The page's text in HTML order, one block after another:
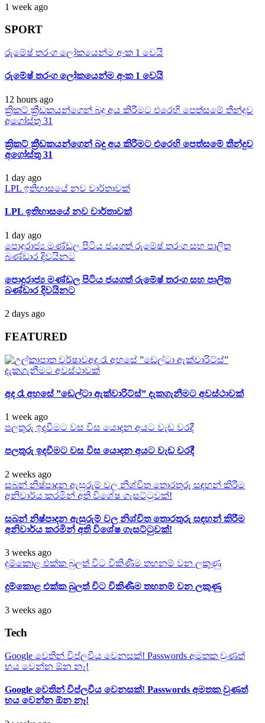
1 week ago
SPORT
රුමේෂ් තරංග ලෝකයෙන්ම අංක 1 වෙයි
රුමේෂ් තරංග ලෝකයෙන්ම අංක 1 වෙයි
12 hours ago
ක්‍රිකට් ක්‍රීඩකයන්ගෙන් බදු අය කිරීමට එරෙහි පෙත්සමේ තීන්දුව
අගෝස්තු 31
ක්‍රිකට් ක්‍රීඩකයන්ගෙන් බදු අය කිරීමට එරෙහි පෙත්සමේ තීන්දුව
අගෝස්තු 31
1 day ago
LPL ඉතිහාසයේ නව වාර්තාවක්
LPL ඉතිහාසයේ නව වාර්තාවක්
1 day ago
පොදුරාජ්‍ය මණ්ඩල පිටිය ජයගත් රුමේෂ් තරංග සහ පාලිත
බණ්ඩාර දිවයිනට
පොදුරාජ්‍ය මණ්ඩල පිටිය ජයගත් රුමේෂ් තරංග සහ පාලිත
බණ්ඩාර දිවයිනට
2 days ago
FEATURED
අද රෑ අහසේ ”ඩෙල්ටා ඇක්වාරිට්ස්”
දැකගැනීමට අවස්ථාවක්
අද රෑ අහසේ ”ඩෙල්ටා ඇක්වාරිට්ස්” දැකගැනීමට අවස්ථාවක්
1 week ago
පලතුරු ඉදවීමට වස විස යොදන අයට වැඩ වරදී
පලතුරු ඉදවීමට වස විස යොදන අයට වැඩ වරදී
2 weeks ago
සබන් නිෂ්පාදන ඇසුරුම් වල නිශ්චිත තොරතුරු සඳහන් කිරීම
අනිවාර්ය කරමින් අති විශේෂ ගැසට්ටුවක්!
සබන් නිෂ්පාදන ඇසුරුම් වල නිශ්චිත තොරතුරු සඳහන් කිරීම
අනිවාර්ය කරමින් අති විශේෂ ගැසට්ටුවක්!
3 weeks ago
දුම්කොළ එක්ක බුලත් විට විකිණීම තහනම් වන ලකුණු
දුම්කොළ එක්ක බුලත් විට විකිණීම තහනම් වන ලකුණු
3 weeks ago
Tech
Google වෙතින් විප්ලවීය වෙනසක්! Passwords අමතක වුණත්
භය වෙන්න ඕන නෑ!
Google වෙතින් විප්ලවීය වෙනසක්! Passwords අමතක වුණත්
භය වෙන්න ඕන නෑ!